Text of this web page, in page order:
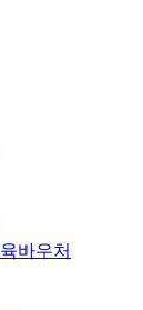
바우처